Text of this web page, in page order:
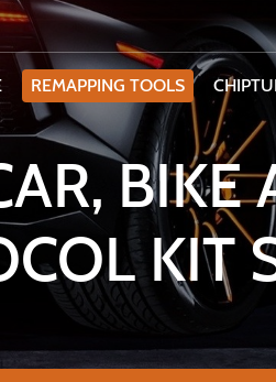
REMAPPING TOOLS
BIKE
KIT